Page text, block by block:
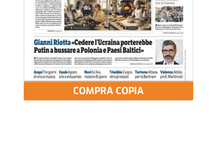
COMPRA COPIA